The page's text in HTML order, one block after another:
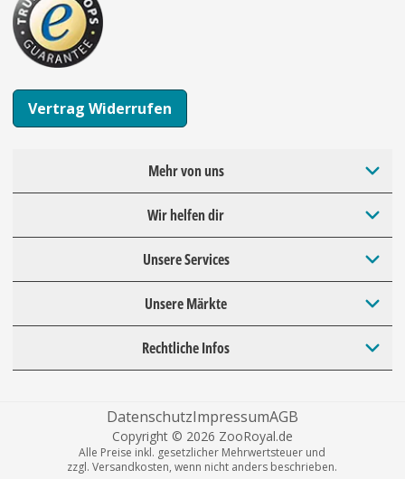
Vertrag Widerrufen
Mehr von uns
Wir helfen dir
Unsere Services
Unsere Märkte
Rechtliche Infos
DatenschutzImpressumAGB
Copyright © 2026 ZooRoyal.de
Alle Preise inkl. gesetzlicher Mehrwertsteuer und
zzgl. Versandkosten, wenn nicht anders beschrieben.